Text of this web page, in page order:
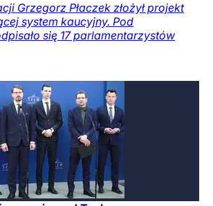
Grzegorz Płaczek złożył projekt
system kaucyjny. Pod
się 17 parlamentarzystów